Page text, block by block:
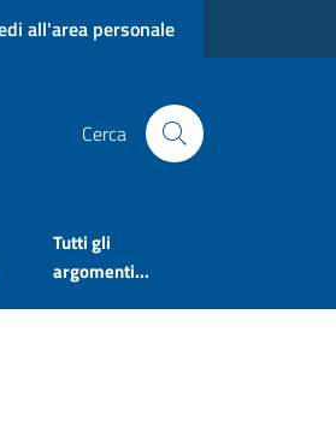
all'area personale
Cerca
Tutti gli
argomenti...